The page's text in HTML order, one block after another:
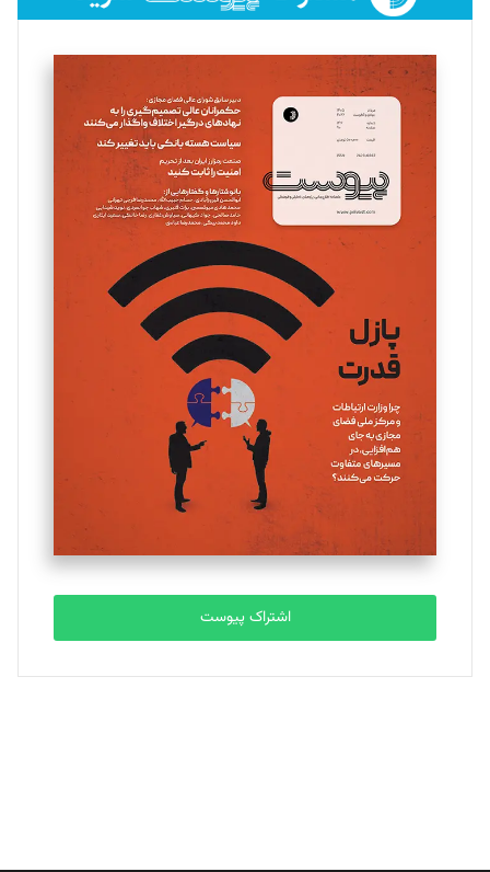
فائزه فتحی رستمی
تحریریه
سروش کرمیان
تحریریه
مینا پاکدل
یسنا امان‌پور
تحریریه
ملینا جعفری
تحریریه
مصطفی مسجدی آرانی
تحریریه
بابک نقاش
تحریریه
اشتراک پیوست